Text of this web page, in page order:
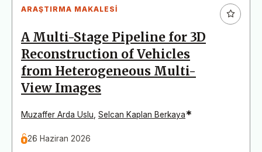
ARAŞTIRMA MAKALESI
A Multi-Stage Pipeline for 3D
Reconstruction of Vehicles
from Heterogeneous Multi-
View Images
Muzaffer Arda Uslu Selcan Kaplan Berkaya*
26 Haziran 2026